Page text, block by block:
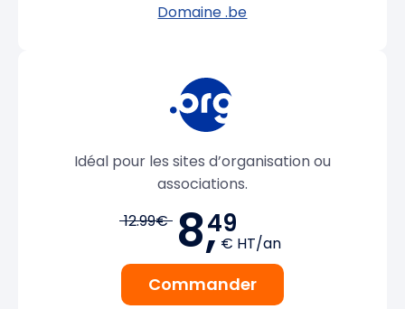
Domaine .be
Idéal pour les sites d’organisation ou
associations.
12.99€ 8,49
€ HT/an
Commander